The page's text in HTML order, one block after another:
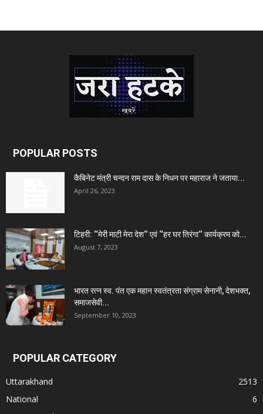
POPULAR POSTS
कैबिनेट मंत्री चन्दन राम दास के निधन पर महाराज ने जताया...
April 26, 2023
टिहरी: ‘‘मेरी माटी मेरा देश‘‘ एवं ‘‘हर घर तिरंगा‘‘ कार्यक्रम को...
August 7, 2023
भारत रत्न स्व. पंत एक महान स्वतंत्रता संग्राम सेनानी, देशभक्त,
समाजसेवी...
September 10, 2023
POPULAR CATEGORY
Uttarakhand
2513
National
6